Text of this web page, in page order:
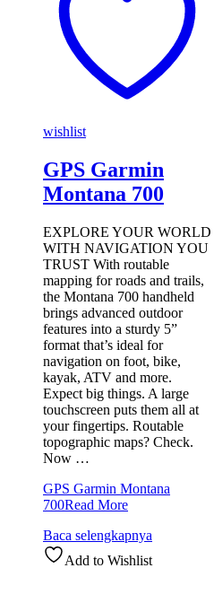
wishlist
GPS Garmin
Montana 700
EXPLORE YOUR WORLD
WITH NAVIGATION YOU
TRUST With routable
mapping for roads and trails,
the Montana 700 handheld
brings advanced outdoor
features into a sturdy 5”
format that’s ideal for
navigation on foot, bike,
kayak, ATV and more.
Expect big things. A large
touchscreen puts them all at
your fingertips. Routable
topographic maps? Check.
Now …
GPS Garmin Montana
700Read More
Baca selengkapnya
Add to Wishlist